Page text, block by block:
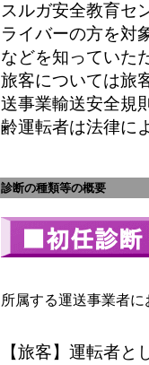
スルガ安全教育セ
ライバーの方を対
などを知っていた
旅客については旅
送事業輸送安全規
齢運転者は法律に
診断の種類等の概要
所属する運送事業者
【旅客】運転者